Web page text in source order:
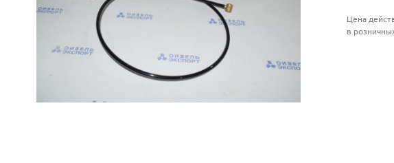
Цена
в